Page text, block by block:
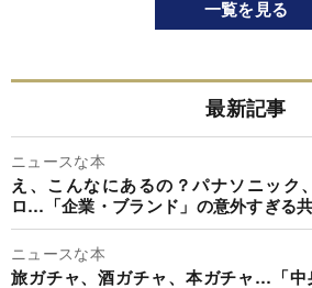
一覧を見る
最新記事
ニュースな本
え、こんなにあるの？パナソニック
ロ…「企業・ブランド」の意外すぎる
ニュースな本
旅ガチャ、酒ガチャ、本ガチャ…「中